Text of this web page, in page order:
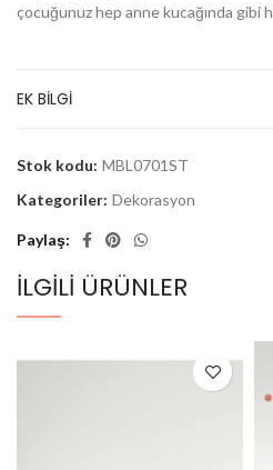
çocuğunuz hep anne kucağında gibi
EK BILGI
Stok kodu: MBL0701ST
Kategoriler: Dekorasyon
Paylaş
İLGILI ÜRÜNLER